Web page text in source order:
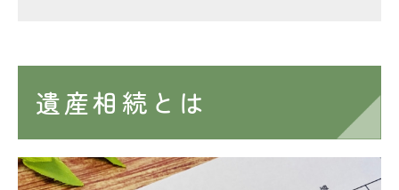
遺産相続とは